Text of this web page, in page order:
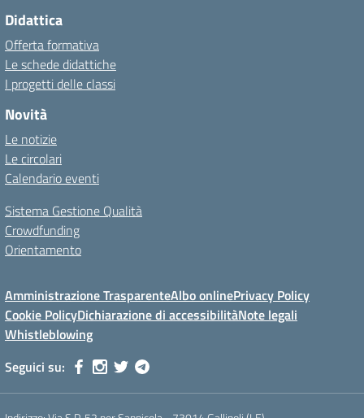
Didattica
Offerta formativa
Le schede didattiche
I progetti delle classi
Novità
Le notizie
Le circolari
Calendario eventi
Sistema Gestione Qualità
Crowdfunding
Orientamento
Amministrazione TrasparenteAlbo onlinePrivacy Policy
Cookie PolicyDichiarazione di accessibilitàNote legali
Whistleblowing
Seguici su: